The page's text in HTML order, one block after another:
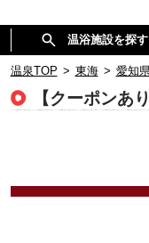
温浴施設を探す
温泉TOP > 東海 > 愛知
【クーポンあ